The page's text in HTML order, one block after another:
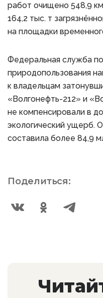
работ очищено 548,9
164,2 тыс. т
на площадки
Федеральная служба
природопользования
к владельцам
«Волгонефть-212» и
не компенсировали в
экологический ущерб.
составила более 84,9
Поделиться: